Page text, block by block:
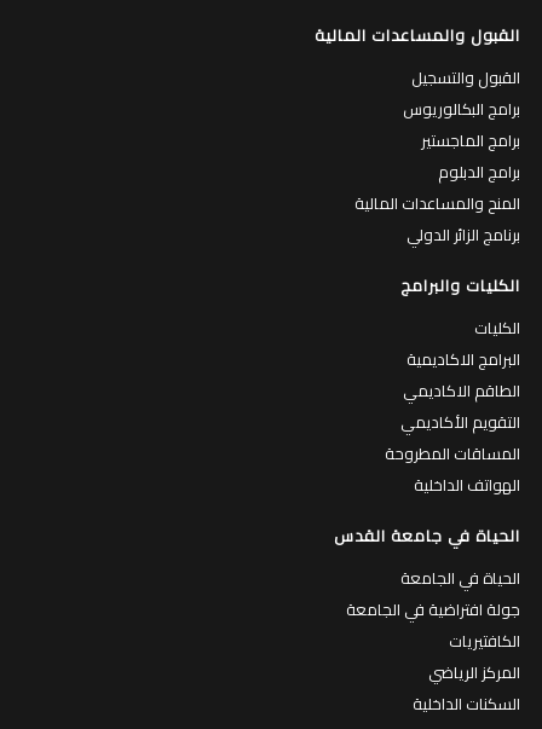
القبول والمساعدات المالية
القبول والتسجيل
برامج البكالوريوس
برامج الماجستير
برامج الدبلوم
المنح والمساعدات المالية
برنامج الزائر الدولي
الكليات والبرامج
الكليات
البرامج الاكاديمية
الطاقم الاكاديمي
التقويم الأكاديمي
المساقات المطروحة
الهواتف الداخلية
الحياة في جامعة القدس
الحياة في الجامعة
جولة افتراضية في الجامعة
الكافتيريات
المركز الرياضي
السكنات الداخلية